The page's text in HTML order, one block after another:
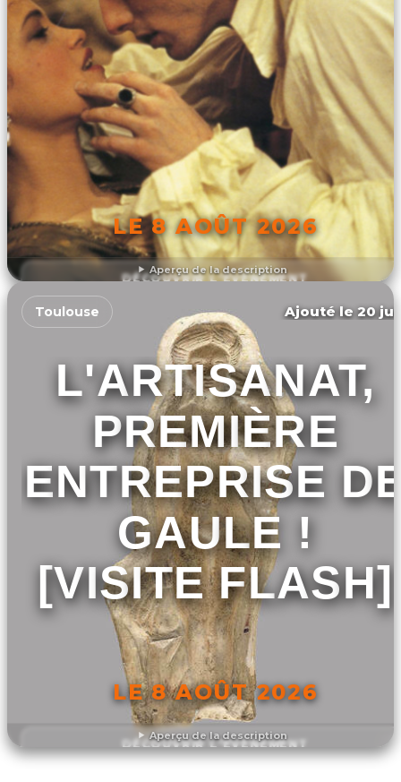
Aperçu de la description
LE 8 AOÛT 2026
DÉCOUVRIR L'ÉVÉNEMENT
Aperçu de la description
Toulouse Ajouté le 20
L'ARTISANAT,
PREMIÈRE
ENTREPRISE
GAULE !
[VISITE FLASH]
LE 8 AOÛT 2026
DÉCOUVRIR L'ÉVÉNEMENT